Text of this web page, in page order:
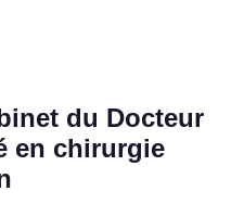
du Docteur
en chirurgie